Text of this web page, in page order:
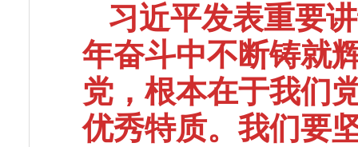
习近平发表重要
年奋斗中不断铸就
党，根本在于我们
优秀特质。我们要